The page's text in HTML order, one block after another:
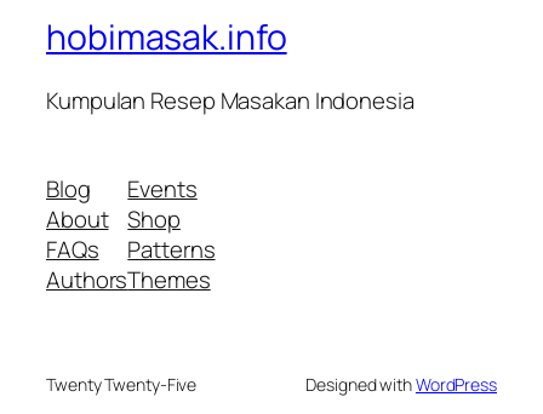
hobimasak.info
Kumpulan Resep Masakan Indonesia
Blog
About
FAQs
Authors
Events
Shop
Patterns
Themes
Twenty Twenty-Five Designed withWordPress